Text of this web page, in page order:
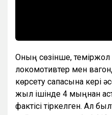
Оның сөзінше, теміржол
локомотивтер мен
көрсету сапасына кері
жыл ішінде 4 мыңнан
фактісі тіркелген. Ал